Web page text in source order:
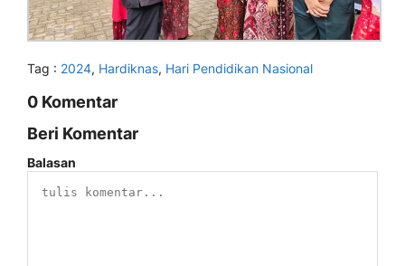
Tag : 2024, Hardiknas, Hari Pendidikan Nasional
0 Komentar
Beri Komentar
Balasan